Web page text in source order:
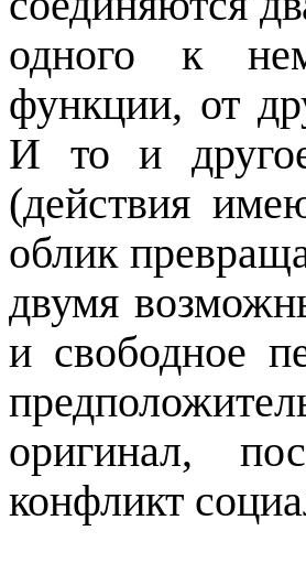
одного к
функции, от
И то и
(действия
облик
двумя
и свободное
оригинал,
конфликт